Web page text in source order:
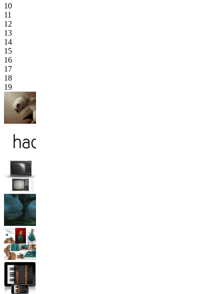
10
11
12
13
14
15
16
17
18
19